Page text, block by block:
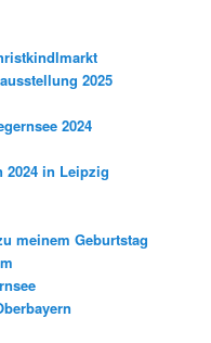
2025
2024
2024 in Leipzig
meinem Geburtstag